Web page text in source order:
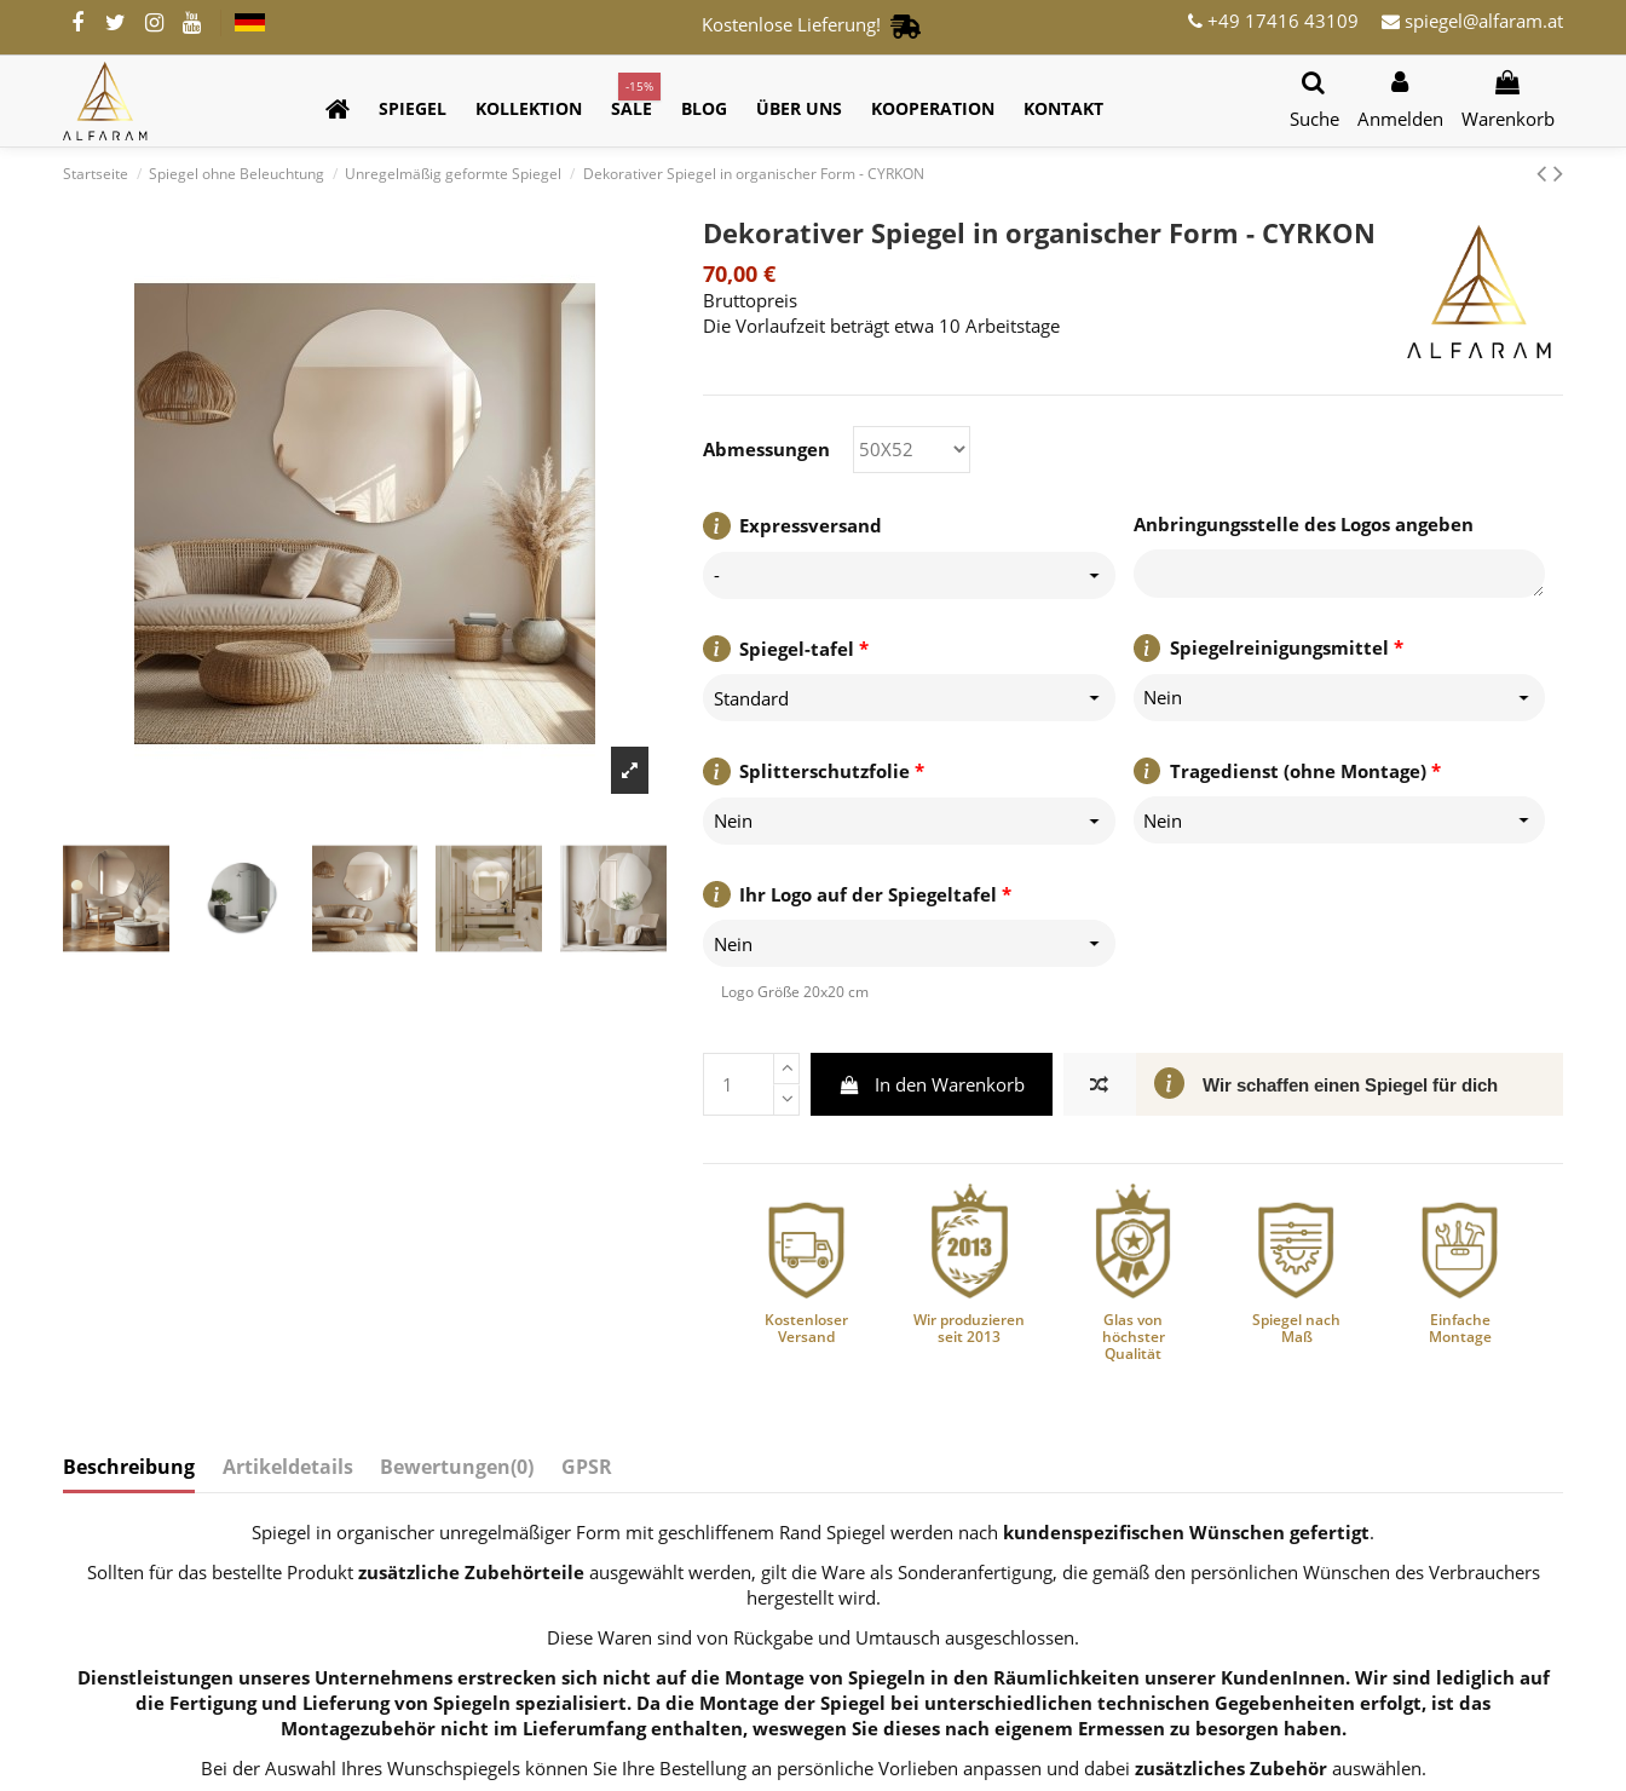
Kostenlose Lieferung! +49 17416 43109 spiegel@alfaram.at
SPIEGEL KOLLEKTION SALE
-15%
BLOG ÜBER UNS KOOPERATION KONTAKT Suche Anmelden Warenkorb
Startseite Spiegel ohne Beleuchtung Unregelmäßig geformte Spiegel Dekorativer Spiegel in organischer Form - CYRKON
Dekorativer Spiegel in organischer Form - CYRKON
70,00 €
Bruttopreis
Die Vorlaufzeit beträgt etwa 10 Arbeitstage
Expressversand
-
*
Spiegel-tafel
Standard
*
Splitterschutzfolie
Nein
*
Ihr Logo auf der Spiegeltafel
Nein
Logo Größe 20x20 cm
Anbringungsstelle des Logos angeben
*
Spiegelreinigungsmittel
Nein
*
Tragedienst (ohne Montage)
Nein
Abmessungen
In den Warenkorb Wir schaffen einen Spiegel für dich
Kostenloser
Versand
Wir produzieren
seit 2013
Glas von
höchster
Qualität
Spiegel nach
Maß
Einfache
Montage
Beschreibung Artikeldetails Bewertungen(0) GPSR
Spiegel in organischer unregelmäßiger Form mit geschliffenem Rand Spiegel werden nach kundenspezifischen Wünschen gefertigt.
Sollten für das bestellte Produkt zusätzliche Zubehörteileausgewählt werden, gilt die Ware als Sonderanfertigung, die gemäß den persönlichen Wünschen des Verbrauchers
hergestellt wird.
Diese Waren sind von Rückgabe und Umtausch ausgeschlossen.
Dienstleistungen unseres Unternehmens erstrecken sich nicht auf die Montage von Spiegeln in den Räumlichkeiten unserer KundenInnen. Wir sind lediglich auf
die Fertigung und Lieferung von Spiegeln spezialisiert. Da die Montage der Spiegel bei unterschiedlichen technischen Gegebenheiten erfolgt, ist das
Montagezubehör nicht im Lieferumfang enthalten, weswegen Sie dieses nach eigenem Ermessen zu besorgen haben.
Bei der Auswahl Ihres Wunschspiegels können Sie Ihre Bestellung an persönliche Vorlieben anpassen und dabei zusätzliches Zubehörauswählen.